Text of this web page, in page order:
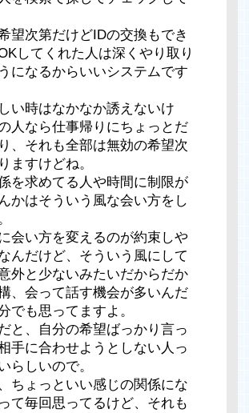
望次第だけどIDの交換もでき
してくれた人は深くやり取り
になるからいいシステムです
い時はなかなか誘えないけ
人なら仕事帰りにちょっとだ
、それも全部は無効の希望次
ますけどね。
を求めてる人や時間に制限が
かはそういう風な会い方をし
会い方を変えるのが約束しや
んだけど、そういう風にして
外と少ないみたいだからだか
、会って話す機会が多いんだ
でも思ってますよ。
と、自分の希望ばっかり言っ
手に合わせようとしない人っ
らしいので。
ちょっといい感じの関係にな
て毎回思ってるけど、それも